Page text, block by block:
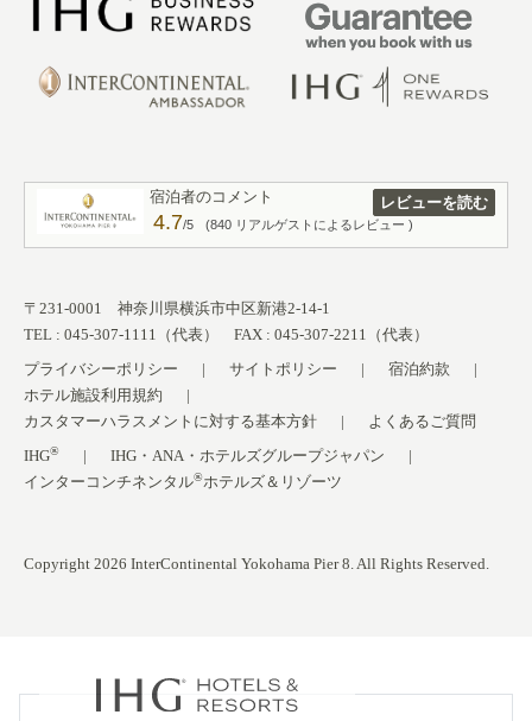
宿泊者のコメント
4.7/5 (840 リアルゲストによるレビュー )
レビューを読む
〒231-0001 神奈川県横浜市中区新港2-14-1
TEL : 045-307-1111（代表） FAX : 045-307-2211（代表）
プライバシーポリシー
サイトポリシー
宿泊約款
ホテル施設利用規約
カスタマーハラスメントに対する基本方針
よくあるご質問
IHG®
IHG・ANA・ホテルズグループジャパン
インターコンチネンタル®ホテルズ＆リゾーツ
Copyright 2026 InterContinental Yokohama Pier 8. All Rights Reserved.